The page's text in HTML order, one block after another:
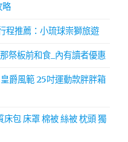
略
程推薦：小琉球崇獅旅遊
祭板前和食_內有讀者優惠
爵風範 25吋運動款胖胖箱
包 床罩 棉被 絲被 枕頭 獨